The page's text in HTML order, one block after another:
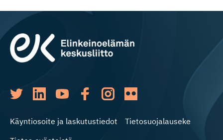
Käyntiosoite ja laskutustiedot
Tietosuojalauseke